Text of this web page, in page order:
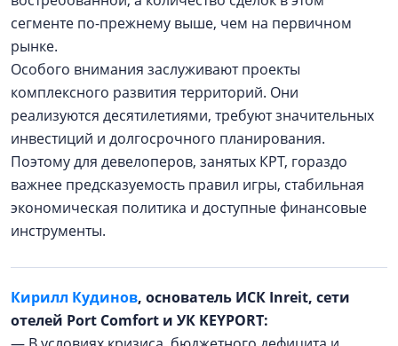
сегменте по-прежнему выше, чем на первичном
рынке.
Особого внимания заслуживают проекты
комплексного развития территорий. Они
реализуются десятилетиями, требуют значительных
инвестиций и долгосрочного планирования.
Поэтому для девелоперов, занятых КРТ, гораздо
важнее предсказуемость правил игры, стабильная
экономическая политика и доступные финансовые
инструменты.
Кирилл Кудинов, основатель ИСК Inreit, сети
отелей Port Comfort и УК KEYPORT: